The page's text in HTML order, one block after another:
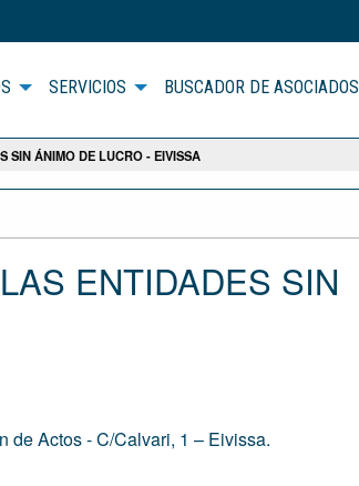
SERVICIOS BUSCADOR DE ASOCIADOS
SIN ÁNIMO DE LUCRO - EIVISSA
ENTIDADES SIN
de Actos - C/Calvari, 1 – Eivissa.